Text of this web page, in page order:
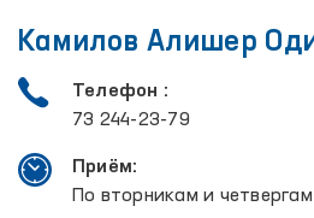
Камилов Алишер
Телефон :
73 244-23-79
Приём:
По вторникам и